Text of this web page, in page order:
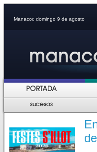
Manacor, domingo 9 de agosto